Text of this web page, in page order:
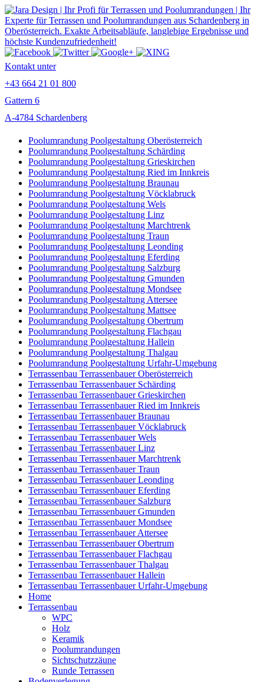
Kontakt unter
+43 664 21 01 800
Gattern 6
A-4784 Schardenberg
Poolumrandung Poolgestaltung Oberösterreich
Poolumrandung Poolgestaltung Schärding
Poolumrandung Poolgestaltung Grieskirchen
Poolumrandung Poolgestaltung Ried im Innkreis
Poolumrandung Poolgestaltung Braunau
Poolumrandung Poolgestaltung Vöcklabruck
Poolumrandung Poolgestaltung Wels
Poolumrandung Poolgestaltung Linz
Poolumrandung Poolgestaltung Marchtrenk
Poolumrandung Poolgestaltung Traun
Poolumrandung Poolgestaltung Leonding
Poolumrandung Poolgestaltung Eferding
Poolumrandung Poolgestaltung Salzburg
Poolumrandung Poolgestaltung Gmunden
Poolumrandung Poolgestaltung Mondsee
Poolumrandung Poolgestaltung Attersee
Poolumrandung Poolgestaltung Mattsee
Poolumrandung Poolgestaltung Obertrum
Poolumrandung Poolgestaltung Flachgau
Poolumrandung Poolgestaltung Hallein
Poolumrandung Poolgestaltung Thalgau
Poolumrandung Poolgestaltung Urfahr-Umgebung
Terrassenbau Terrassenbauer Oberösterreich
Terrassenbau Terrassenbauer Schärding
Terrassenbau Terrassenbauer Grieskirchen
Terrassenbau Terrassenbauer Ried im Innkreis
Terrassenbau Terrassenbauer Braunau
Terrassenbau Terrassenbauer Vöcklabruck
Terrassenbau Terrassenbauer Wels
Terrassenbau Terrassenbauer Linz
Terrassenbau Terrassenbauer Marchtrenk
Terrassenbau Terrassenbauer Traun
Terrassenbau Terrassenbauer Leonding
Terrassenbau Terrassenbauer Eferding
Terrassenbau Terrassenbauer Salzburg
Terrassenbau Terrassenbauer Gmunden
Terrassenbau Terrassenbauer Mondsee
Terrassenbau Terrassenbauer Attersee
Terrassenbau Terrassenbauer Obertrum
Terrassenbau Terrassenbauer Flachgau
Terrassenbau Terrassenbauer Thalgau
Terrassenbau Terrassenbauer Hallein
Terrassenbau Terrassenbauer Urfahr-Umgebung
Home
Terrassenbau
WPC
Holz
Keramik
Poolumrandungen
Sichtschutzzäune
Runde Terrassen